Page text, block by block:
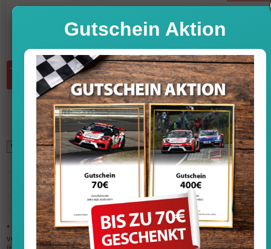
inkl. MwSt. zzgl.
Menge: in den Warenkorb
*
115,16 GBP (British Pound) 149,27
USD (U.S. Dollar)
147,91
CHF (Swiss Franc) 1.047,64
CNY (Chinese Yuan)
16.269
JPY (Japanese Yen)
RUB (Russian Rouble)
203,07
SGD (Singapore Dollar) THB (Thai Baht)
* Die Wechselkurse werden mehrfach am Tag aktualisiert und sind nicht
verbindlich. Bitte beachten Sie, dass es zu ungünstigeren Wechselkursen
Gutschein Aktion